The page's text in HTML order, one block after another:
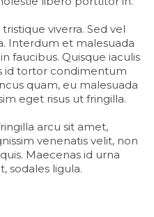
viverra. Sed vel
Interdum et malesuada
faucibus. Quisque iaculis
id tortor condimentum
quam, eu malesuada
eget risus ut fringilla.
arcu sit amet,
venenatis velit, non
Maecenas id urna
sodales ligula.